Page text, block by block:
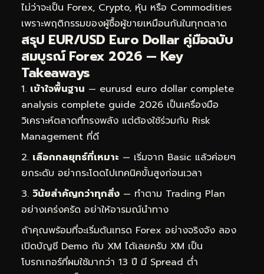
ไม่ว่าจะเป็น Forex, Crypto, หุ้น หรือ Commodities
เพราะพฤติกรรมของผู้ซื้อผู้ขายเหมือนกันในทุกตลาด
สรุป EUR/USD Euro Dollar คู่มือฉบับ
สมบูรณ์ Forex 2026 — Key
Takeaways
เข้าใจพื้นฐาน — eurusd euro dollar complete
analysis complete guide 2026 เป็นเครื่องมือ
วิเคราะห์ตลาดที่ทรงพลัง แต่ต้องใช้ร่วมกับ Risk
Management ที่ดี
เลือกกลยุทธ์ที่เหมาะ — เริ่มจาก Basic แล้วค่อยๆ
ยกระดับ อย่ากระโดดไปเทคนิคขั้นสูงก่อนเวลา
วินัยสำคัญกว่าทุกสิ่ง — ทำตาม Trading Plan
อย่างเคร่งครัด อย่าให้อารมณ์นำทาง
ถ้าคุณพร้อมที่จะเริ่มต้นเทรด Forex อย่างจริงจัง ลอง
เปิดบัญชี Demo กับ XM ได้เลยครับ XM เป็น
โบรกเกอร์ที่ผมใช้มากว่า 13 ปี มี Spread ต่ำ